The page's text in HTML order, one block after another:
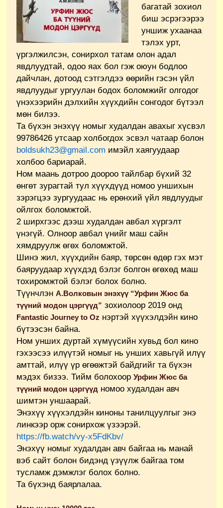
багатай зохиол
биш эсрэгээрээ
уншиж ухаанаа
тэлэх урт,
үргэлжилсэн, сонирхол татам олон адал
явдлуудтай, одоо яах бол гэж оюун бодлоо
дайчлан, дотоод сэтгэлдээ өөрийн гэсэн үйл
явдлуудыг ургуулан бодох боломжийг олгодог
үнэхээрийн дэлхийн хүүхдийн сонгодог бүтээл
мөн билээ.
Та бүхэн энэхүү номыг худалдан авахыг хүсвэл
99786426 утсаар холбогдох эсвэл чатаар болон
boldsukh23@gmail.com имэйл хаягуудаар
холбоо бариарай.
Ном маань дотроо доороо тайлбар бүхий 32
өнгөт зурагтай тул хүүхдүүд номоо уншихын
зэрэгцээ зургуудаас нь ерөнхий үйл явдлуудыг
ойлгох боломжтой.
2 ширхгээс дээш худалдан авбал хүргэлт
үнэгүй. Олноор авбал үнийг маш сайн
хямдруулж өгөх боломжтой.
Шинэ жил, хүүхдийн баяр, төрсөн өдөр гэх мэт
баяруудаар хүүхдэд бэлэг болгон өгөхөд маш
тохиромжтой бэлэг болох болно.
Түүнчлэн А.Волковын энэхүү “Урфин Жюс ба
түүний модон цэргүүд” зохиолоор 2019 онд
Fantastic Journey to Oz нэртэй хүүхэлдэйн кино
бүтээсэн байна.
Ном унших дуртай хүмүүсийн хувьд бол кино
гэхээсээ илүүтэй номыг нь унших хавьгүй илүү
амттай, илүү үр өгөөжтэй байдгийг та бүхэн
мэдэх бизээ. Тийм болохоор Урфин Жюс ба
түүний модон цэргүүд номоо худалдан авч
шимтэн уншаарай.
Энэхүү хүүхэлдэйн киноны танилцуулгыг энэ
линкээр орж сонирхож үзээрэй.
https://fb.watch/vy-x5FdKbv/
Энэхүү номыг худалдан авч байгаа нь манай
вэб сайт болон бидэнд үзүүлж байгаа том
тусламж дэмжлэг болох болно.
Та бүхэнд баярлалаа.